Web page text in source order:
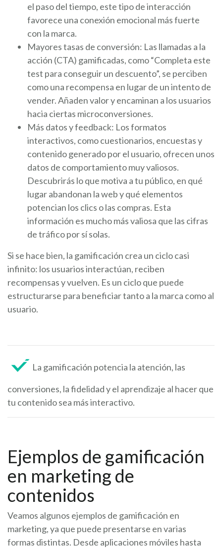
el paso del tiempo, este tipo de interacción
favorece una conexión emocional más fuerte
con la marca.
Mayores tasas de conversión: Las llamadas a la
acción (CTA) gamificadas, como “Completa este
test para conseguir un descuento”, se perciben
como una recompensa en lugar de un intento de
vender. Añaden valor y encaminan a los usuarios
hacia ciertas microconversiones.
Más datos y feedback: Los formatos
interactivos, como cuestionarios, encuestas y
contenido generado por el usuario, ofrecen unos
datos de comportamiento muy valiosos.
Descubrirás lo que motiva a tu público, en qué
lugar abandonan la web y qué elementos
potencian los clics o las compras. Esta
información es mucho más valiosa que las cifras
de tráfico por sí solas.
Si se hace bien, la gamificación crea un ciclo casi
infinito: los usuarios interactúan, reciben
recompensas y vuelven. Es un ciclo que puede
estructurarse para beneficiar tanto a la marca como al
usuario.
La gamificación potencia la atención, las
conversiones, la fidelidad y el aprendizaje al hacer que
tu contenido sea más interactivo.
Ejemplos de gamificación
en marketing de
contenidos
Veamos algunos ejemplos de gamificación en
marketing, ya que puede presentarse en varias
formas distintas. Desde aplicaciones móviles hasta